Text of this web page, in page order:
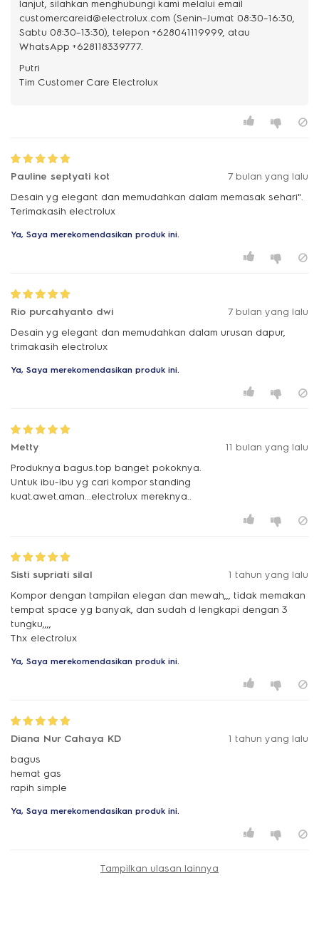
lanjut, silahkan menghubungi kami melalui email
customercareid@electrolux.com (Senin–Jumat 08:30–16:30,
Sabtu 08:30–13:30), telepon +628041119999, atau
WhatsApp +628118339777.
Putri
Pauline septyati kot
7 bulan yang lalu
Desain yg elegant dan memudahkan dalam memasak sehari".
Terimakasih electrolux
Ya, Saya merekomendasikan produk ini.
Rio purcahyanto dwi
7 bulan yang lalu
Desain yg elegant dan memudahkan dalam urusan dapur,
trimakasih electrolux
Ya, Saya merekomendasikan produk ini.
Metty
11 bulan yang lalu
Produknya bagus.top banget pokoknya.
Untuk ibu-ibu yg cari kompor standing
kuat.awet.aman...electrolux mereknya..
Sisti supriati silal
1 tahun yang lalu
Kompor dengan tampilan elegan dan mewah,,, tidak memakan
tempat space yg banyak, dan sudah d lengkapi dengan 3
tungku,,,,
Thx electrolux
Ya, Saya merekomendasikan produk ini.
Diana Nur Cahaya KD
1 tahun yang lalu
bagus
hemat gas
rapih simple
Ya, Saya merekomendasikan produk ini.
Tampilkan ulasan lainnya